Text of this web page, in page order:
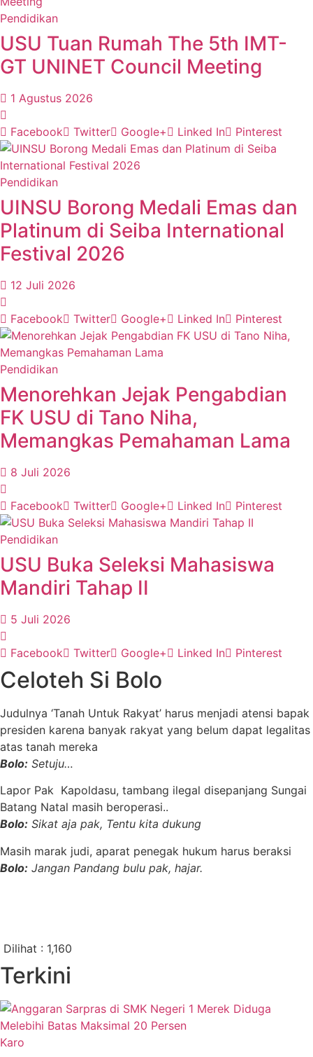
Pendidikan
USU Tuan Rumah The 5th IMT-
GT UNINET Council Meeting
1 Agustus 2026
Facebook Twitter Google+ Linked In Pinterest
Pendidikan
UINSU Borong Medali Emas dan
Platinum di Seiba International
Festival 2026
12 Juli 2026
Facebook Twitter Google+ Linked In Pinterest
Pendidikan
Menorehkan Jejak Pengabdian
FK USU di Tano Niha,
Memangkas Pemahaman Lama
8 Juli 2026
Facebook Twitter Google+ Linked In Pinterest
Pendidikan
USU Buka Seleksi Mahasiswa
Mandiri Tahap II
5 Juli 2026
Facebook Twitter Google+ Linked In Pinterest
Celoteh Si Bolo
Judulnya ‘Tanah Untuk Rakyat’ harus menjadi atensi bapak
presiden karena banyak rakyat yang belum dapat legalitas
atas tanah mereka
Bolo: Setuju…
Lapor Pak Kapoldasu, tambang ilegal disepanjang Sungai
Batang Natal masih beroperasi..
Bolo: Sikat aja pak, Tentu kita dukung
Masih marak judi, aparat penegak hukum harus beraksi
Bolo: Jangan Pandang bulu pak, hajar.
Dilihat : 1,160
Terkini
Karo